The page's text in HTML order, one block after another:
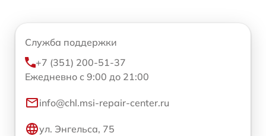
Служба поддержки
+7 (351) 200-51-37
Ежедневно с 9:00 до 21:00
info@chl.msi-repair-center.ru
ул. Энгельса, 75